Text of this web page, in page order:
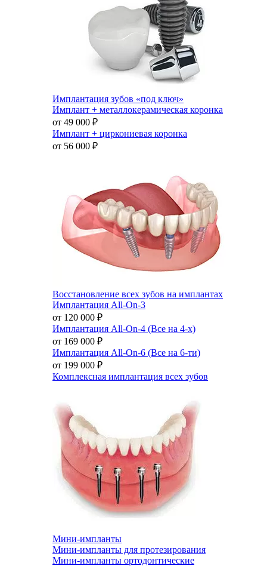
Имплантация зубов «под ключ»
Имплант + металлокерамическая коронка
от 49 000 ₽
Имплант + циркониевая коронка
от 56 000 ₽
Восстановление всех зубов на имплантах
Имплантация All-On-3
от 120 000 ₽
Имплантация All-On-4 (Все на 4-х)
от 169 000 ₽
Имплантация All-On-6 (Все на 6-ти)
от 199 000 ₽
Комплексная имплантация всех зубов
Мини-импланты
Мини-импланты для протезирования
Мини-импланты ортодонтические